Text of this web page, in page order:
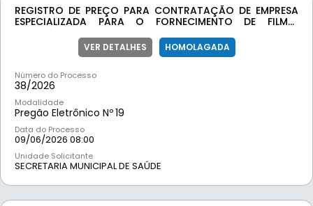
REGISTRO DE PREÇO PARA CONTRATAÇÃO DE EMPRESA
ESPECIALIZADA PARA O FORNECIMENTO DE FILMES
DEMANDAS DA SECRETARIA MUNICIPAL DE SAÚDE DO
MUNICÍPIO DE MOEDA/MG
VER DETALHES HOMOLAGADA
Número do Processo
38/2026
Modalidade
Pregão Eletrônico Nº19
Data do Processo
09/06/2026 08:00
Unidade Solicitante
SECRETARIA MUNICIPAL DE SAÚDE